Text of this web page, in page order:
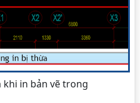
khi in bản vẽ trong